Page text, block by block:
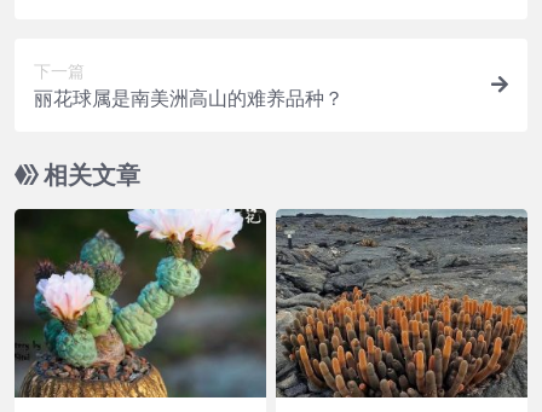
下一篇
丽花球属是南美洲高山的难养品种？
相关文章